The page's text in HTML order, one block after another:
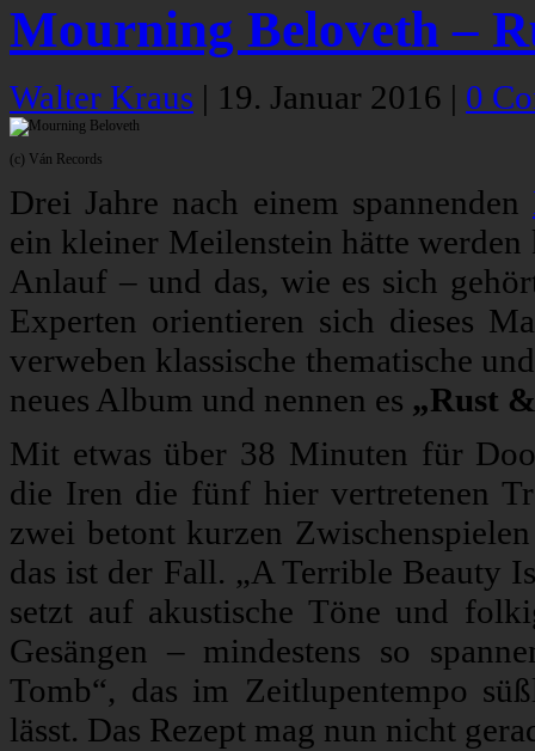
Mourning Beloveth –
Walter Kraus | 19. Januar 2016 | 0
(c) Ván Records
Drei Jahre nach einem spannenden
ein kleiner Meilenstein hätte
Anlauf – und das, wie es sich
Experten orientieren sich dieses
verweben klassische thematische
neues Album und nennen es „Rust
Mit etwas über 38 Minuten für
die Iren die fünf hier vertretenen
zwei betont kurzen
das ist der Fall. „A Terrible Beauty
setzt auf akustische Töne und
Gesängen – mindestens so
Tomb“, das im Zeitlupentempo
lässt. Das Rezept mag nun nicht